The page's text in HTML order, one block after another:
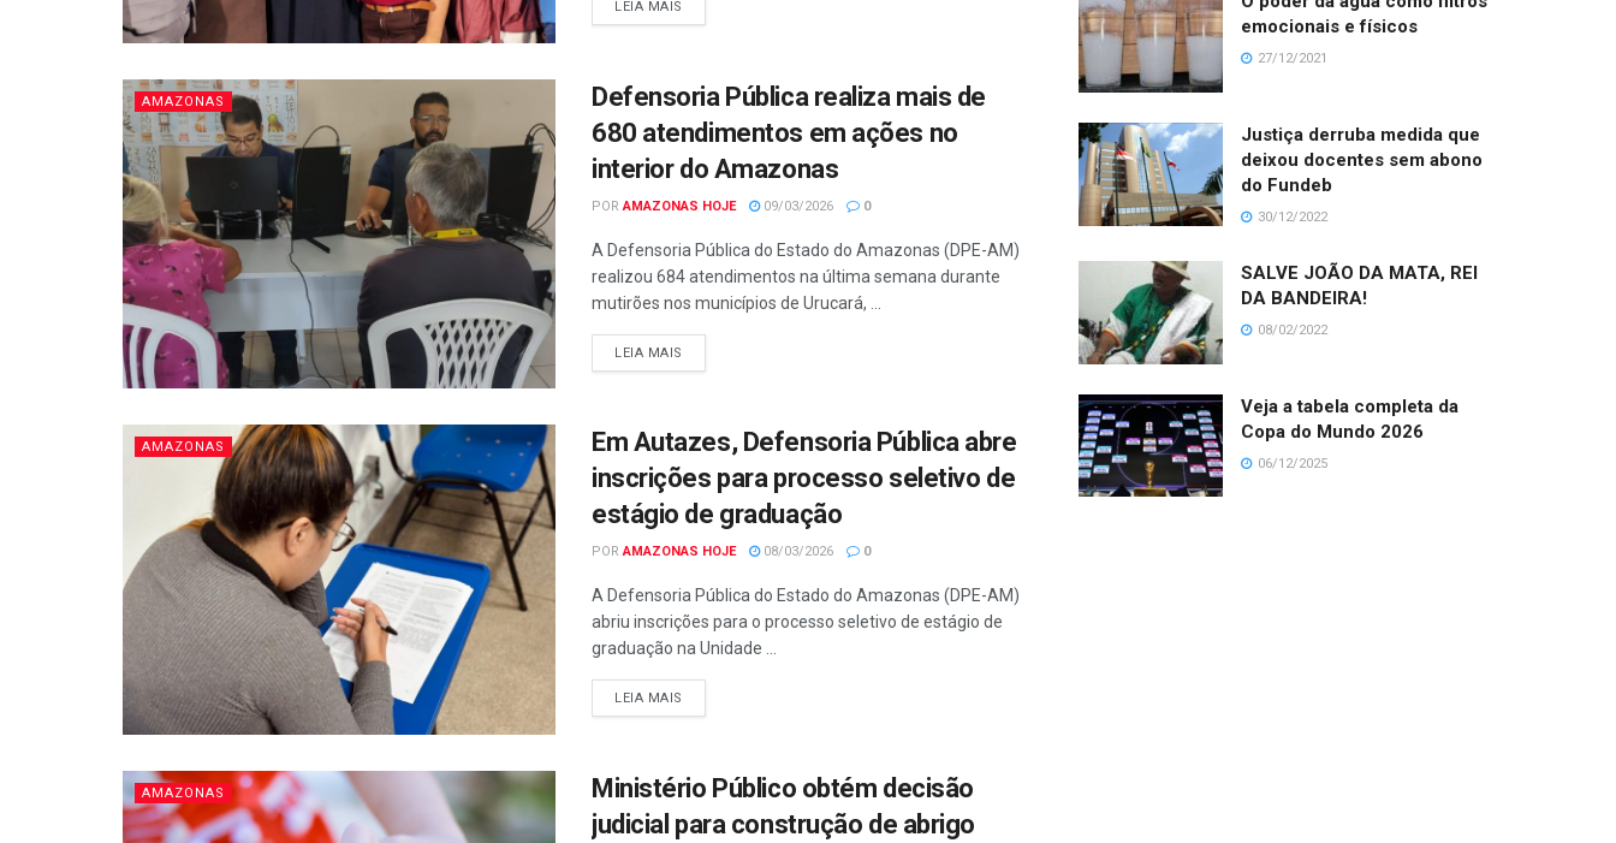
LEIA MAIS
AMAZONAS
Defensoria Pública realiza mais de
680 atendimentos em ações no
interior do Amazonas
POR AMAZONAS HOJE 09/03/2026 0
A Defensoria Pública do Estado do Amazonas (DPE-AM)
realizou 684 atendimentos na última semana durante
mutirões nos municípios de Urucará, ...
LEIA MAIS
AMAZONAS
Em Autazes, Defensoria Pública abre
inscrições para processo seletivo de
estágio de graduação
POR AMAZONAS HOJE 08/03/2026 0
A Defensoria Pública do Estado do Amazonas (DPE-AM)
abriu inscrições para o processo seletivo de estágio de
graduação na Unidade ...
LEIA MAIS
AMAZONAS
Ministério Público obtém decisão
judicial para construção de abrigo
emocionais e físicos
27/12/2021
Justiça derruba medida que
deixou docentes sem abono
do Fundeb
30/12/2022
SALVE JOÃO DA MATA, REI
DA BANDEIRA!
08/02/2022
Veja a tabela completa da
Copa do Mundo 2026
06/12/2025